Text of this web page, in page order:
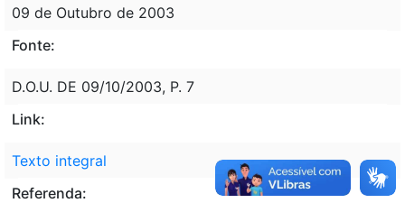
09 de Outubro de 2003
Fonte:
D.O.U. DE 09/10/2003, P. 7
Link:
Texto integral
Referenda: